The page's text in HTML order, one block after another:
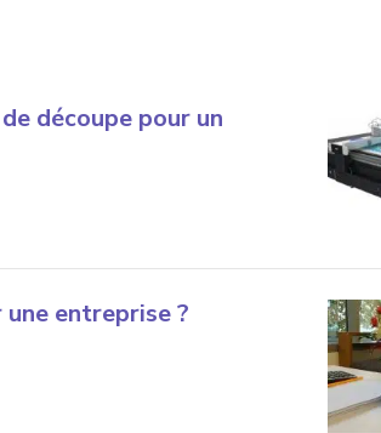
découpe pour un
entreprise ?